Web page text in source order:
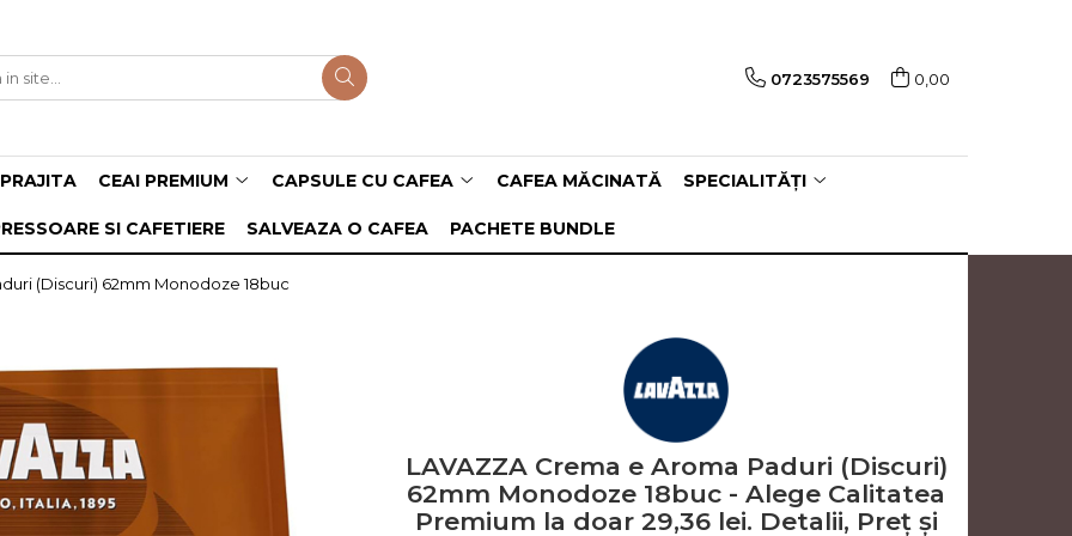
0723575569 0,00
CEAI PREMIUM CAPSULE CU CAFEA CAFEA MĂCINATĂ SPECIALITĂȚI
SI CAFETIERE SALVEAZA O CAFEA PACHETE BUNDLE
(Discuri) 62mm Monodoze 18buc
LAVAZZA Crema e Aroma Paduri (Discuri)
62mm Monodoze 18buc - Alege Calitatea
Premium la doar 29,36 lei. Detalii, Preț și